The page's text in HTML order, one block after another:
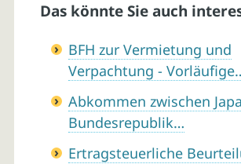
Das könnte Sie auch
BFH zur Vermietung und
Verpachtung -
Abkommen zwischen
Bundesrepublik…
Ertragsteuerliche